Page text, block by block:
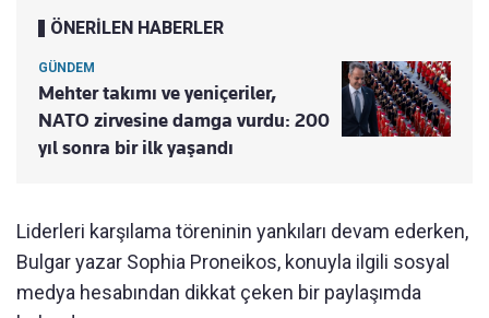
ÖNERİLEN HABERLER
GÜNDEM
Mehter takımı ve yeniçeriler,
NATO zirvesine damga vurdu: 200
yıl sonra bir ilk yaşandı
Liderleri karşılama töreninin yankıları devam ederken,
Bulgar yazar Sophia Proneikos, konuyla ilgili sosyal
medya hesabından dikkat çeken bir paylaşımda